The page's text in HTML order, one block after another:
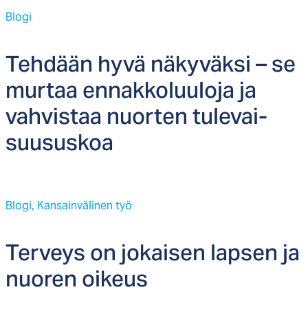
Blogi
Teh­dään hy­vä nä­ky­väk­si – se
mur­taa en­nak­ko­luu­lo­ja ja
vah­vis­taa nuor­ten tu­le­vai­
suu­sus­koa
Blogi, Kansainvälinen työ
Ter­veys on jo­kai­sen lap­sen ja
nuo­ren oi­keus